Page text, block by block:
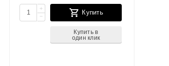
+
−
Купить
Купить в
один клик